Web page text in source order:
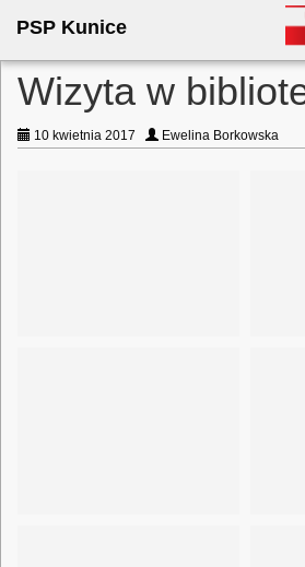
PSP Kunice
Wizyta w
10 kwietnia 2017 Ewelina Borkowska